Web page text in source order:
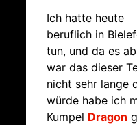
Ich hatte heute
beruflich in
tun, und da es
war das dieser
nicht sehr lange
würde habe ich
Kumpel Dragon